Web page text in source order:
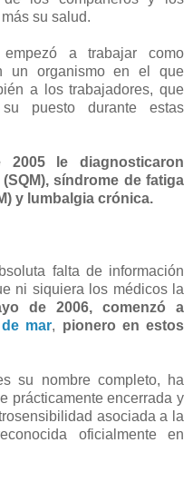
su salud.
a trabajar como
un organismo en el que
a los trabajadores, que
puesto durante estas
le diagnosticaron
síndrome de fatiga
y lumbalgia crónica.
falta de información
ni siquiera los médicos la
de 2006, comenzó a
mar, pionero en estos
su nombre completo, ha
prácticamente encerrada y
asociada a la
oficialmente en